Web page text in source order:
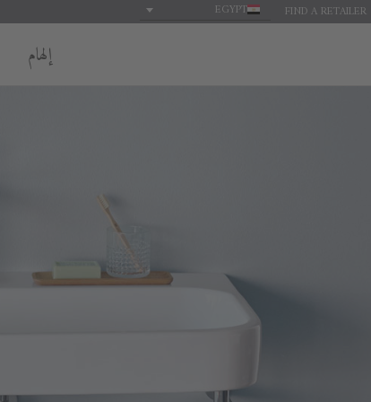
FIND A RETAILER
EGYPT
إلهام